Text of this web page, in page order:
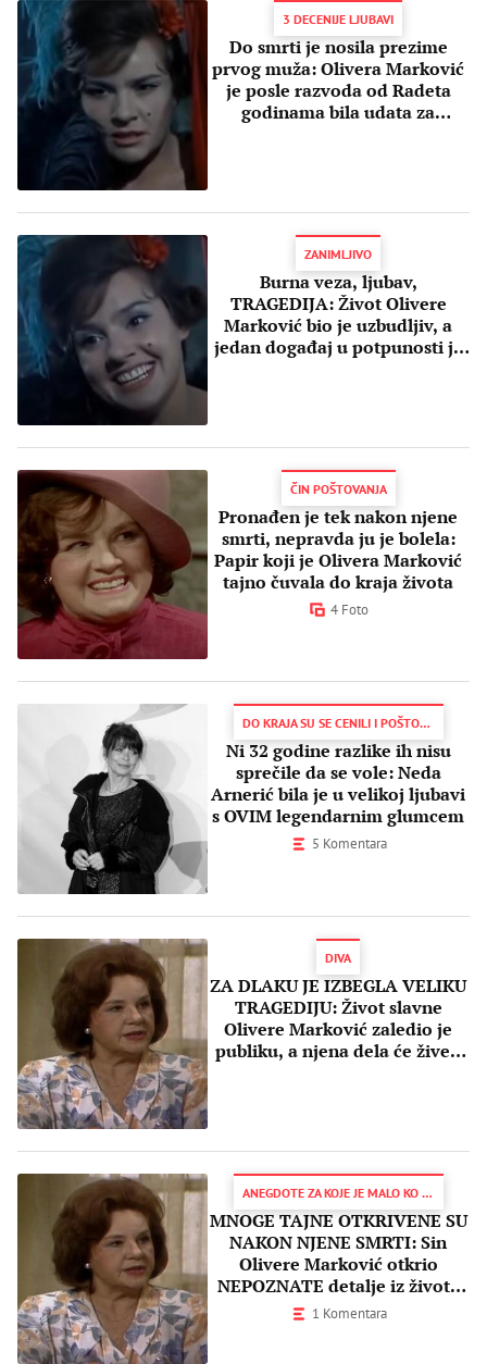
3 DECENIJE LJUBAVI
Do smrti je nosila prezime
prvog muža: Olivera Marković
je posle razvoda od Radeta
godinama bila udata za
ZANIMLJIVO
Burna veza, ljubav,
TRAGEDIJA: Život Olivere
Marković bio je uzbudljiv, a
jedan događaj u potpunosti je
ČIN POŠTOVANJA
Pronađen je tek nakon njene
smrti, nepravda ju je bolela:
Papir koji je Olivera Marković
tajno čuvala do kraja života
4 Foto
DO KRAJA SU SE CENILI I POŠTOVALI
Ni 32 godine razlike ih nisu
sprečile da se vole: Neda
Arnerić bila je u velikoj ljubavi
s OVIM legendarnim glumcem
5 Komentara
DIVA
ZA DLAKU JE IZBEGLA VELIKU
TRAGEDIJU: Život slavne
Olivere Marković zaledio je
publiku, a njena dela će živeti
ANEGDOTE ZA KOJE JE MALO KO ZNAO
MNOGE TAJNE OTKRIVENE SU
NAKON NJENE SMRTI: Sin
Olivere Marković otkrio
NEPOZNATE detalje iz života
slavne glumice
1 Komentara